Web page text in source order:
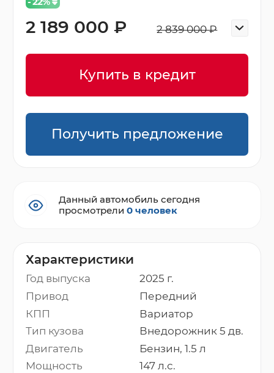
Характеристики
Год выпуска
2025 г.
Привод
Передний
КПП
Вариатор
Тип кузова
Внедорожник 5 дв.
Двигатель
Бензин, 1.5 л
Мощность
147 л.с.
2 839 000 ₽
2 189 000 ₽
Купить в кредит
Получить предложение
Данный автомобиль сегодня
просмотрели0 человек